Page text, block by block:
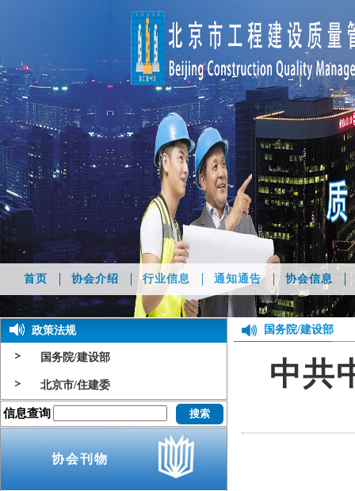
首页 协会介绍 行业信息 通知通告 协会信息
政策法规
国务院/建设部
北京市/住建委
信息查询
协会刊物
国务院/建设部
中共